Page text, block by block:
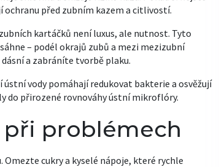
před zubním kazem a citlivostí.
kartáčků není luxus, ale nutnost. Tyto
– podél okrajů zubů a mezi mezizubní
a zabráníte tvorbě plaku.
vody pomáhají redukovat bakterie a osvěžují
do přirozené rovnováhy ústní mikroflóry.
při problémech
Omezte cukry a kyselé nápoje, které rychle